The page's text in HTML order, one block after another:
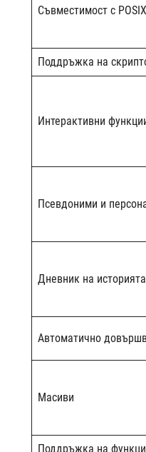
Съвместимост с POSIX
Поддръжка на
Интерактивни
Псевдоними и
Дневник на историята
Автоматично
Масиви
Поддръжка на